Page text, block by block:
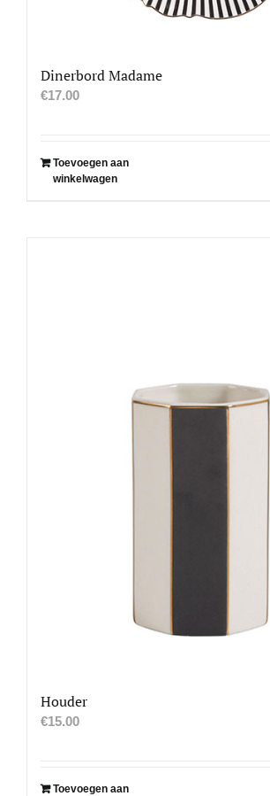
Dinerbord Madame
€17.00
Toevoegen aan
winkelwagen
Houder
€15.00
Toevoegen aan